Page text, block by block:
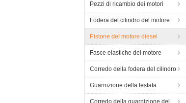
Pezzi di ricambio dei motori
Fodera del cilindro del motore
Pistone del motore diesel
Fasce elastiche del motore
Corredo della fodera del cilindro
Guarnizione della testata
Corredo della guarnizione del